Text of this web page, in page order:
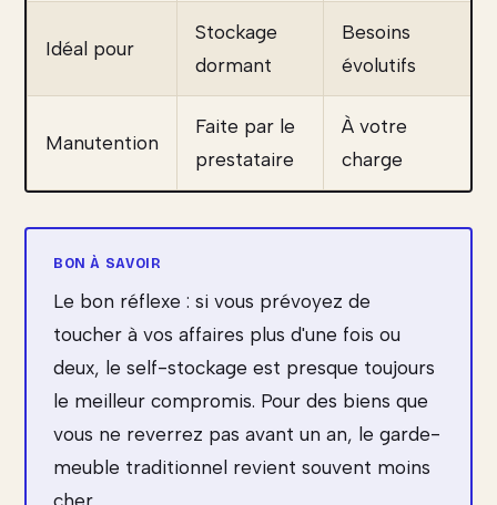
Idéal pour
Stockage
dormant
Besoins
évolutifs
Manutention
Faite par le
prestataire
À votre
charge
Le bon réflexe : si vous prévoyez de
toucher à vos affaires plus d'une fois ou
deux, le self-stockage est presque toujours
le meilleur compromis. Pour des biens que
vous ne reverrez pas avant un an, le garde-
meuble traditionnel revient souvent moins
cher.